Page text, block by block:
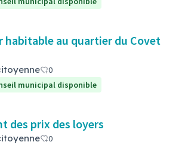
habitable au quartier du Covet
0
municipal disponible
des prix des loyers
0